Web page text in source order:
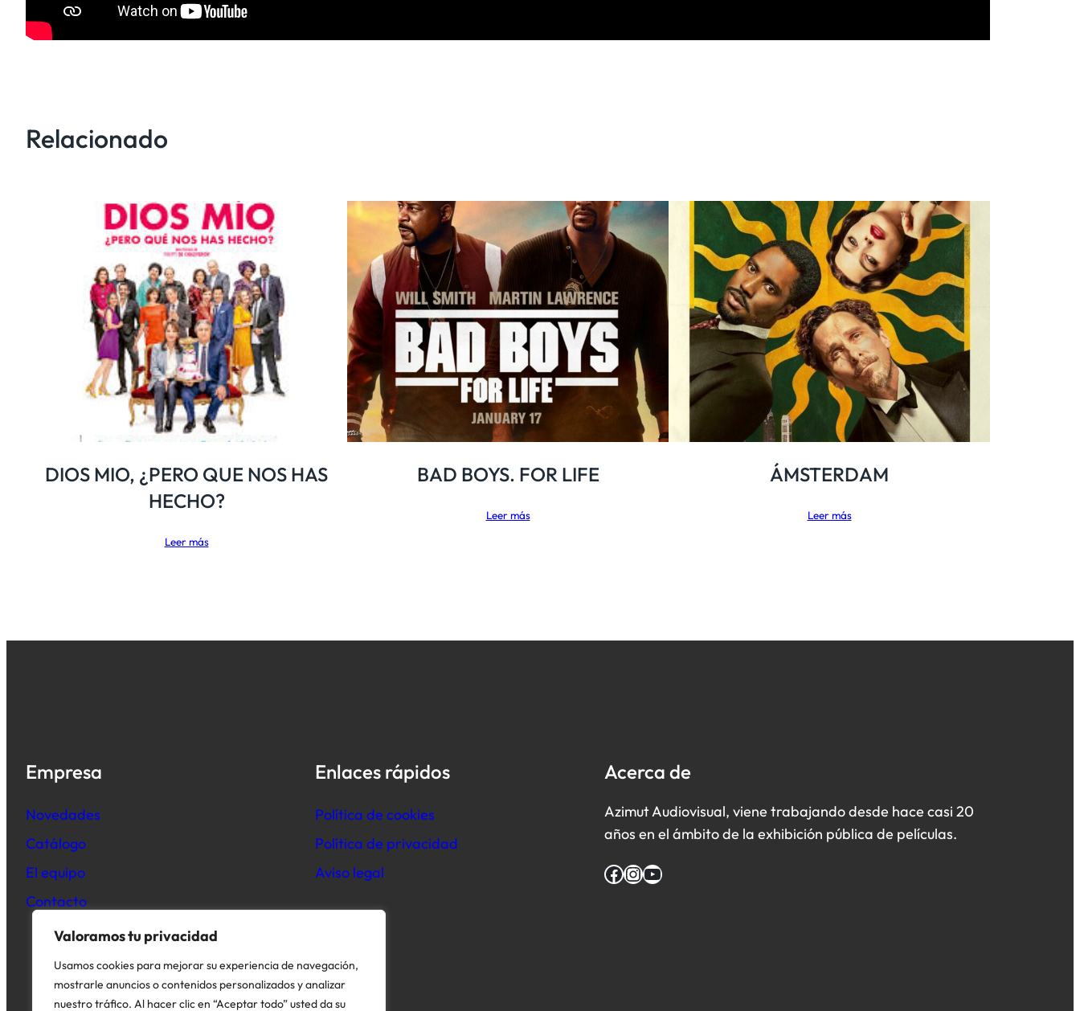
Valoramos tu privacidad
Usamos cookies para mejorar su experiencia de navegación,
mostrarle anuncios o contenidos personalizados y analizar
nuestro tráfico. Al hacer clic en “Aceptar todo” usted da su
Relacionado
DIOS MIO, ¿PERO QUE NOS HAS
HECHO?
Leer más
BAD BOYS. FOR LIFE
Leer más
ÁMSTERDAM
Leer más
Empresa
Novedades
Catálogo
El equipo
Contacto
Enlaces rápidos
Política de cookies
Política de privacidad
Aviso legal
Acerca de
Azimut Audiovisual, viene trabajando desde hace casi 20
años en el ámbito de la exhibición pública de películas.
Facebook InstagramYouTube